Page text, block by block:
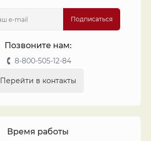
Подписаться
Позвоните нам:
8-800-505-12-84
Перейти в контакты
Время работы